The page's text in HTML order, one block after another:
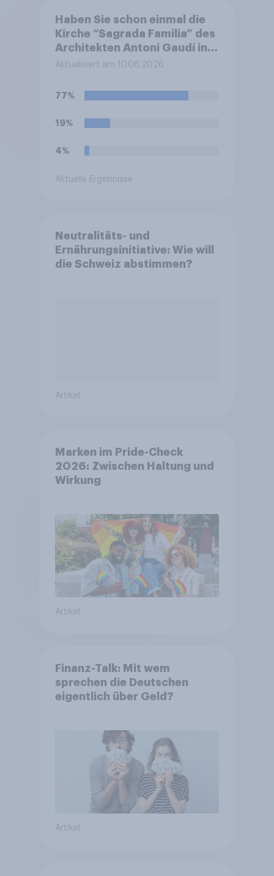
Haben Sie schon einmal die
Kirche “Sagrada Familia” des
Architekten Antoni Gaudí in
Barcelona besucht?
Aktualisiert am 10.06.2026
77%
19%
4%
Aktuelle Ergebnisse
Neutralitäts- und
Ernährungsinitiative: Wie will
die Schweiz abstimmen?
Artikel
Marken im Pride-Check
2026: Zwischen Haltung und
Wirkung
Artikel
Finanz-Talk: Mit wem
sprechen die Deutschen
eigentlich über Geld?
Artikel